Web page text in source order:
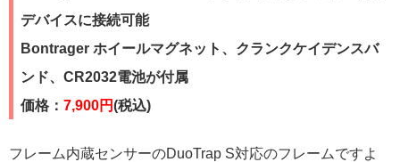
デバイスに接続可能
Bontrager ホイールマグネット、クランクケイデンスバ
ンド、CR2032電池が付属
価格： 7,900円(税込)
フレーム内蔵センサーのDuoTrap S対応のフレームですよ